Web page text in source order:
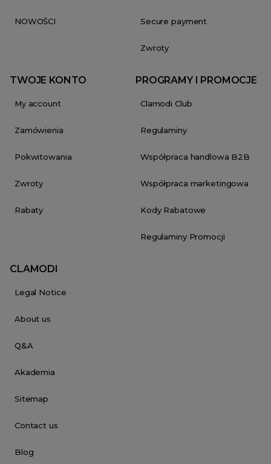
NOWOŚCI Secure payment
Zwroty
TWOJE KONTO
My account
Zamówienia
Pokwitowania
Zwroty
Rabaty
PROGRAMY I PROMOCJE
Clamodi Club
Regulaminy
Współpraca handlowa B2B
Współpraca marketingowa
Kody Rabatowe
Regulaminy Promocji
CLAMODI
Legal Notice
About us
Q&A
Akademia
Sitemap
Contact us
Blog